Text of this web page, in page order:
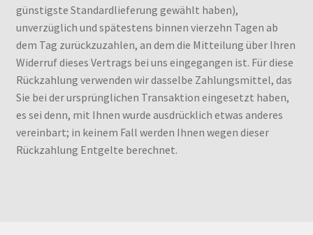
günstigste Standardlieferung gewählt haben),
unverzüglich und spätestens binnen vierzehn Tagen ab
dem Tag zurückzuzahlen, an dem die Mitteilung über Ihren
Widerruf dieses Vertrags bei uns eingegangen ist. Für diese
Rückzahlung verwenden wir dasselbe Zahlungsmittel, das
Sie bei der ursprünglichen Transaktion eingesetzt haben,
es sei denn, mit Ihnen wurde ausdrücklich etwas anderes
vereinbart; in keinem Fall werden Ihnen wegen dieser
Rückzahlung Entgelte berechnet.